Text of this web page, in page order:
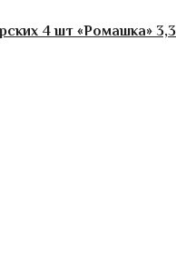
4 шт «Ромашка»